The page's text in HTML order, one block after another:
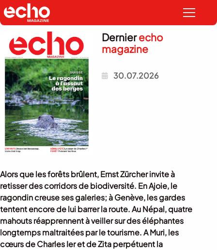
Dernierecho
magazine
30.07.2026
Alors que les forêts brûlent, Ernst Zürcher invite à
retisser des corridors de biodiversité. En Ajoie, le
ragondin creuse ses galeries; à Genève, les gardes
tentent encore de lui barrer la route. Au Népal, quatre
mahouts réapprennent à veiller sur des éléphantes
longtemps maltraitées par le tourisme. A Muri, les
cœurs de Charles Ier et de Zita perpétuent la